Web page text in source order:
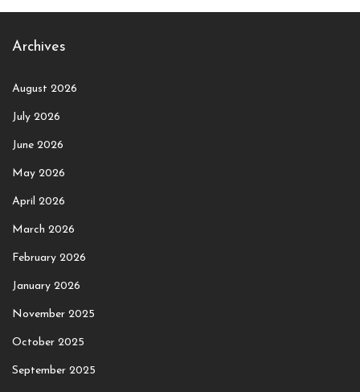
Archives
August 2026
July 2026
June 2026
May 2026
April 2026
March 2026
February 2026
January 2026
November 2025
October 2025
September 2025